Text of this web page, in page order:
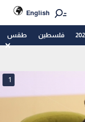
English
فلسطين طقس
1